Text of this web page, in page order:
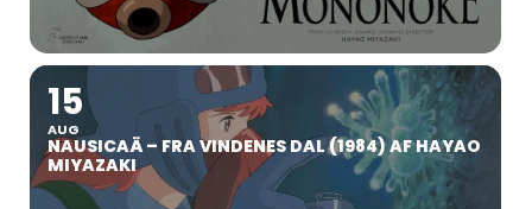
15
AUG
NAUSICAÄ – FRA VINDENES DAL (1984) AF HAYAO
MIYAZAKI